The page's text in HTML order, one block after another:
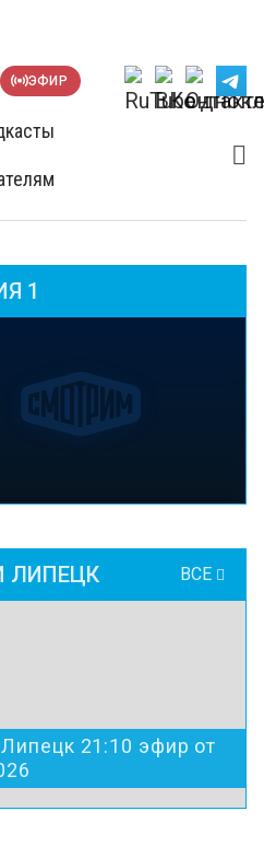
ЭФИР
1
ЛИПЕЦК ВСЕ
21:10 эфир от